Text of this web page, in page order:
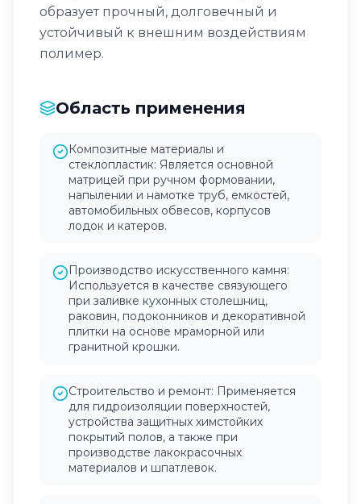
образует прочный, долговечный и
устойчивый к внешним воздействиям
полимер.
Область применения
Композитные материалы и
стеклопластик: Является основной
матрицей при ручном формовании,
напылении и намотке труб, емкостей,
автомобильных обвесов, корпусов
лодок и катеров.
Производство искусственного камня:
Используется в качестве связующего
при заливке кухонных столешниц,
раковин, подоконников и декоративной
плитки на основе мраморной или
гранитной крошки.
Строительство и ремонт: Применяется
для гидроизоляции поверхностей,
устройства защитных химстойких
покрытий полов, а также при
производстве лакокрасочных
материалов и шпатлевок.